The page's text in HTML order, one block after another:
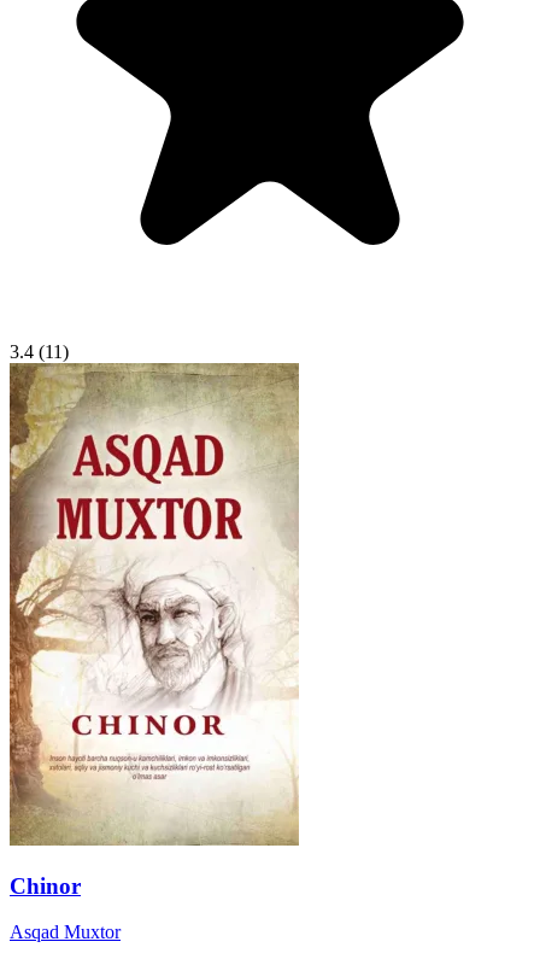
3.4 (11)
Chinor
Asqad Muxtor